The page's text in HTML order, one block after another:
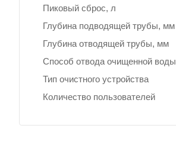
Пиковый сброс, л
Глубина подводящей трубы, мм
Глубина отводящей трубы, мм
Способ отвода очищенной воды
Тип очистного устройства
Количество пользователей